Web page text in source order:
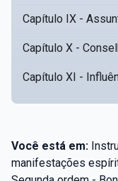
Capítulo IX -
Capítulo X -
Capítulo XI -
Você está em:
manifestações